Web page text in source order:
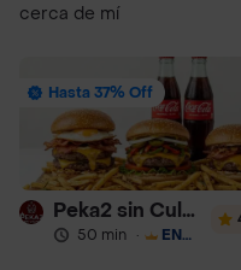
cerca de mí
Hasta 37% Off
Peka2 sin Culpa Lourdes
50 min · ENVÍO GRATIS